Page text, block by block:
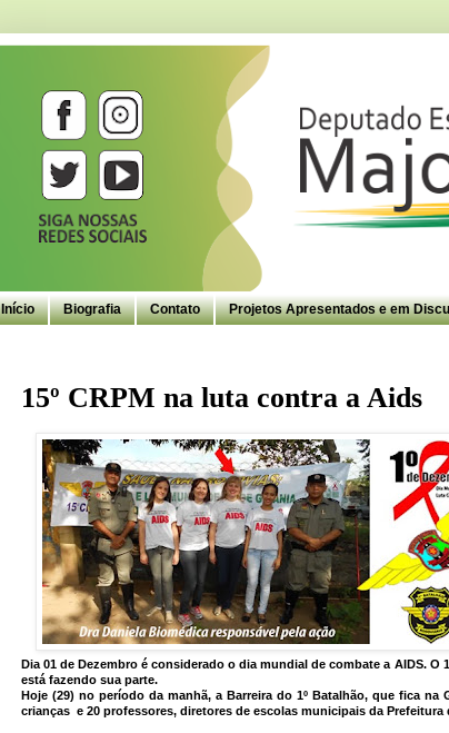
Início Biografia Contato Projetos Apresentados e em
15º CRPM na luta contra a Aids
Dia 01 de Dezembro é considerado o dia mundial de combate a AIDS.
está fazendo sua parte.
Hoje (29) no período da manhã, a Barreira do 1º Batalhão, que fica na
crianças e 20 professores, diretores de escolas municipais da Prefeitura